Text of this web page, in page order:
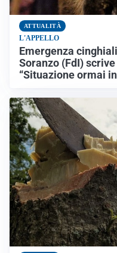
ATTUALITÀ
L'APPELLO
Emergenza
Soranzo (FdI)
“Situazione ormai